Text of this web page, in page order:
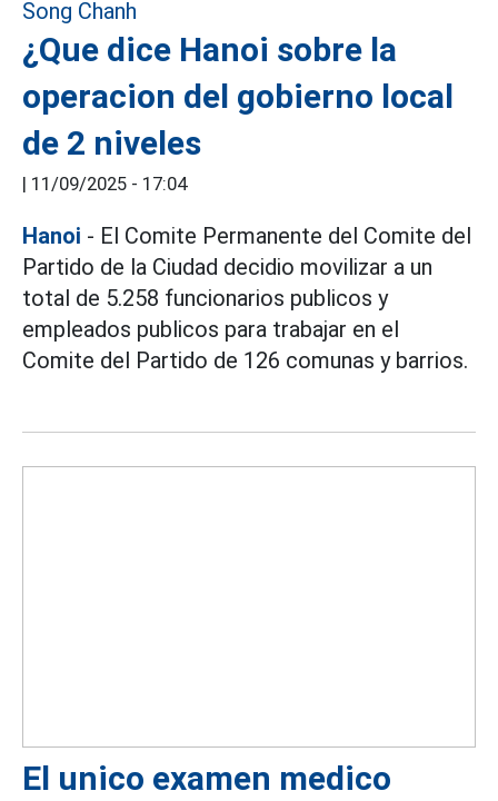
¿Que dice Hanoi sobre la
operacion del gobierno local
de 2 niveles
11/09/2025 - 17:04
Hanoi - El Comite Permanente del Comite del
Partido de la Ciudad decidio movilizar a un
total de 5.258 funcionarios publicos y
empleados publicos para trabajar en el
Comite del Partido de 126 comunas y barrios.
El unico examen medico